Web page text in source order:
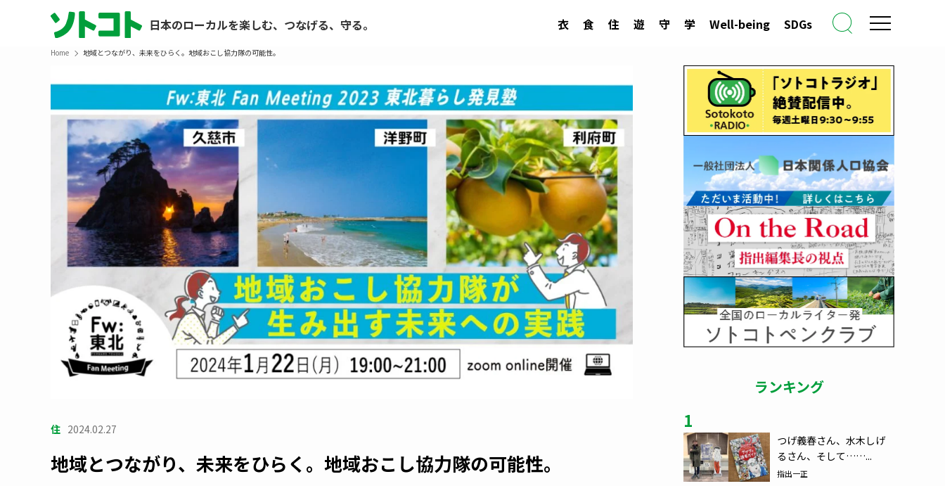
日本のローカルを楽しむ、つなげる、守る。 衣 食 住 遊 守 学 Well-being SDGs
Home 地域とつながり、未来をひらく。地域おこし協力隊の可能性。
住 2024.02.27
地域とつながり、未来をひらく。地域おこし協力隊の可能性。
ランキング
1
つげ義春さん、水木しげ
るさん、そして……...
指出一正